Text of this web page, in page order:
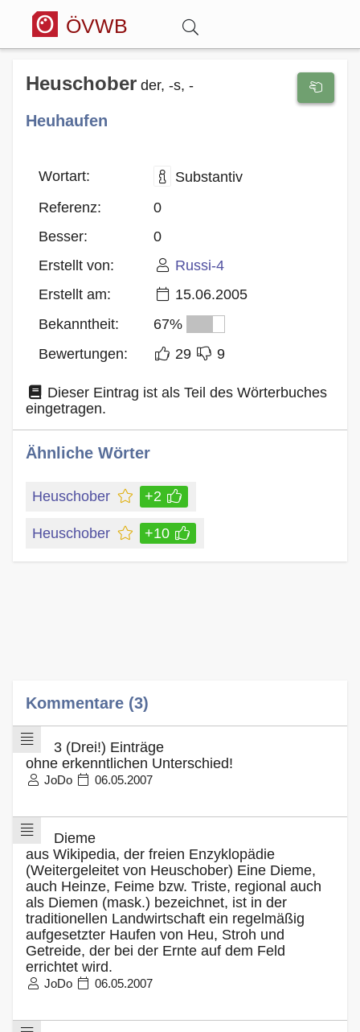
ÖVWB
Anmelden
Wörterbuch
Hitparade
Blog
Heuschober der, -s, -
Heuhaufen
Wortart:
Substantiv
Referenz:
0
Besser:
0
Erstellt von:
Russi-4
Erstellt am:
15.06.2005
Bekanntheit:
67%
Bewertungen:
29 9
Dieser Eintrag ist als Teil des Wörterbuches
eingetragen.
Ähnliche Wörter
Heuschober +2
Heuschober +10
Kommentare (3)
3 (Drei!) Einträge
ohne erkenntlichen Unterschied!
JoDo 06.05.2007
Dieme
aus Wikipedia, der freien Enzyklopädie
(Weitergeleitet von Heuschober) Eine Dieme,
auch Heinze, Feime bzw. Triste, regional auch
als Diemen (mask.) bezeichnet, ist in der
traditionellen Landwirtschaft ein regelmäßig
aufgesetzter Haufen von Heu, Stroh und
Getreide, der bei der Ernte auf dem Feld
errichtet wird.
JoDo 06.05.2007